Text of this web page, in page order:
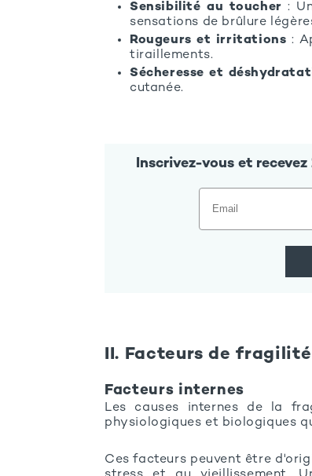
Sensibilité au toucher :
sensations de brûlure
Rougeurs et irritations :
tiraillements.
Sécheresse et
cutanée.
Inscrivez-vous et
II. Facteurs de
Facteurs internes
Les causes internes de la
physiologiques et biologiques
Ces facteurs peuvent être